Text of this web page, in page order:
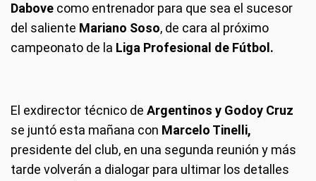
Dabove como entrenador para que sea el sucesor
del saliente Mariano Soso, de cara al próximo
campeonato de la Liga Profesional de Fútbol.
El exdirector técnico de Argentinos y Godoy Cruz
se juntó esta mañana con Marcelo Tinelli,
presidente del club, en una segunda reunión y más
tarde volverán a dialogar para ultimar los detalles